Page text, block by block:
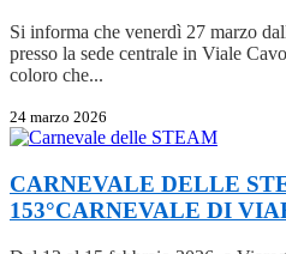
Si informa che venerdì 27 marzo
presso la sede centrale in Viale
coloro che...
24 marzo 2026
CARNEVALE DELLE
153°CARNEVALE DI